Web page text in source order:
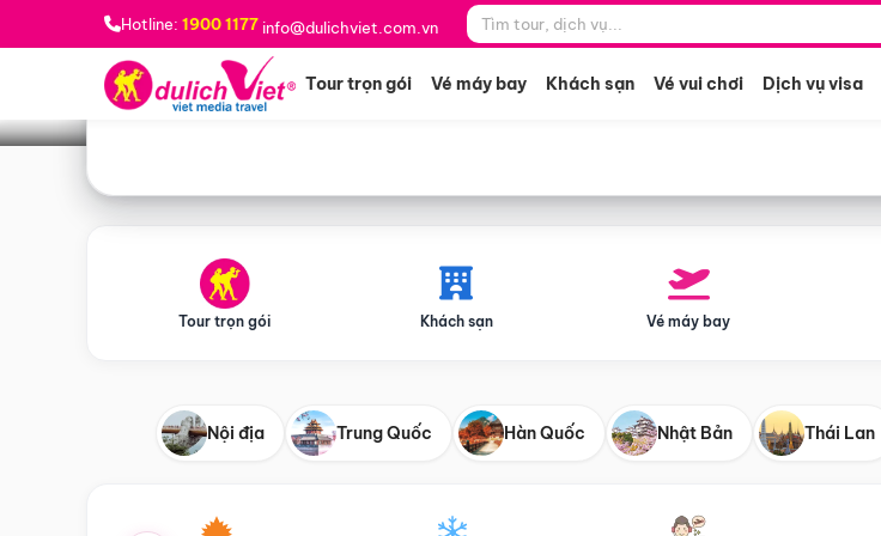
Hotline: 1900 1177 info@dulichviet.com.vn
Tour trọn gói Vé máy bay Khách sạn Vé vui chơi Dịch vụ visa
Bạn muốn đi đâu? *
Tour trọn gói Khách sạn Vé máy bay
Nội địa Trung Quốc Hàn Quốc Nhật Bản Thái Lan